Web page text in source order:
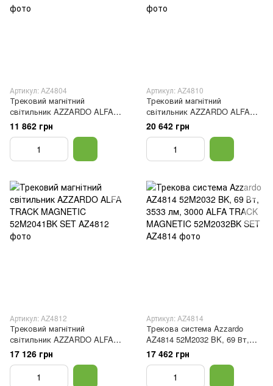
Артикул: AZ4804
Трековий магнітний
світильник AZZARDO ALFA
TRACK MAGNETIC 52M1042BK
SET
11 862 грн
Артикул: AZ4810
Трековий магнітний
світильник AZZARDO ALFA
TRACK MAGNETIC 52M2031BK
SET
20 642 грн
Артикул: AZ4812
Трековий магнітний
світильник AZZARDO ALFA
TRACK MAGNETIC 52M2041BK
SET
17 126 грн
Артикул: AZ4814
Трекова система Azzardo
AZ4814 52M2032 BK, 69 Вт,
3533 лм, 3000 ALFA TRACK
MAGNETIC 52M2032BK SET
17 462 грн